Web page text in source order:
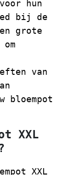
hun
bij de
grote
van
bloempot
XXL
XXL